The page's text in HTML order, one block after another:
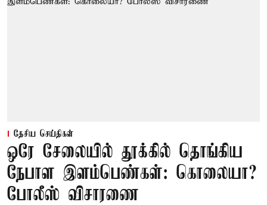
தேசிய செய்திகள்
ஒரே சேலையில் தூக்கில் தொங்கிய
நேபாள இளம்பெண்கள்: கொலையா?
போலீஸ் விசாரணை